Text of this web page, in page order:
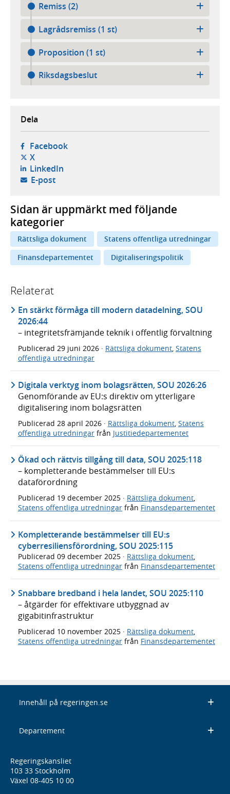
Remiss (2)
Lagrådsremiss (1 st)
Proposition (1 st)
Riksdagsbeslut
Dela
Facebook- öppnas i ny flik, extern webbplats,
X- öppnas i ny flik, extern webbplats,
LinkedIn- öppnas i ny flik, extern webbplats,
E-post- öppnar din e-postklient,
Sidan är uppmärkt med följande
kategorier
Rättsliga dokument
Statens offentliga utredningar
Finansdepartementet
Digitaliseringspolitik
Relaterat
En stärkt förmåga till modern datadelning, SOU
2026:44
– integritetsfrämjande teknik i offentlig förvaltning
Publicerad 29 juni 2026 · Rättsliga dokument, Statens
offentliga utredningar
Digitala verktyg inom bolagsrätten, SOU 2026:26
Genomförande av EU:s direktiv om ytterligare
digitalisering inom bolagsrätten
Publicerad 28 april 2026 · Rättsliga dokument Statens
offentliga utredningar från Justitiedepartementet
Ökad och rättvis tillgång till data, SOU 2025:118
– kompletterande bestämmelser till EU:s
dataförordning
Publicerad 19 december 2025 · Rättsliga dokument,
Statens offentliga utredningar från Finansdepartementet
Kompletterande bestämmelser till EU:s
cyberresiliensförordning, SOU 2025:115
Publicerad 09 december 2025 · Rättsliga dokument,
Statens offentliga utredningar från Finansdepartementet
Snabbare bredband i hela landet, SOU 2025:110
– åtgärder för effektivare utbyggnad av
gigabitinfrastruktur
Publicerad 10 november 2025 · Rättsliga dokument
Statens offentliga utredningar från Finansdepartementet
Innehåll på regeringen.se
Departement
Regeringskansliet
103 33 Stockholm
Växel 08-405 10 00